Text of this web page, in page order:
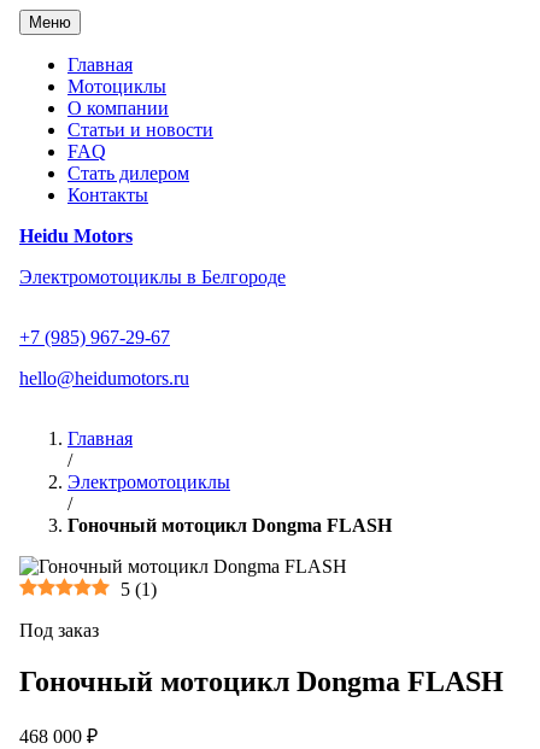
Перейти
содержанию
Heidu Motors
Электромотоциклы в Белгороде
+7 (985) 967-29-67
hello@heidumotors.ru
Меню
Главная
Мотоциклы
О компании
Статьи и новости
FAQ
Стать дилером
Контакты
Главная
/
Электромотоциклы
/
Гоночный мотоцикл Dongma FLASH
5 (1)
Под заказ
Гоночный мотоцикл Dongma FLASH
468 000 ₽